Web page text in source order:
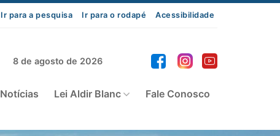
Ir para a pesquisa Ir para o rodapé Acessibilidade
8 de agosto de 2026
Notícias Lei Aldir Blanc Fale Conosco